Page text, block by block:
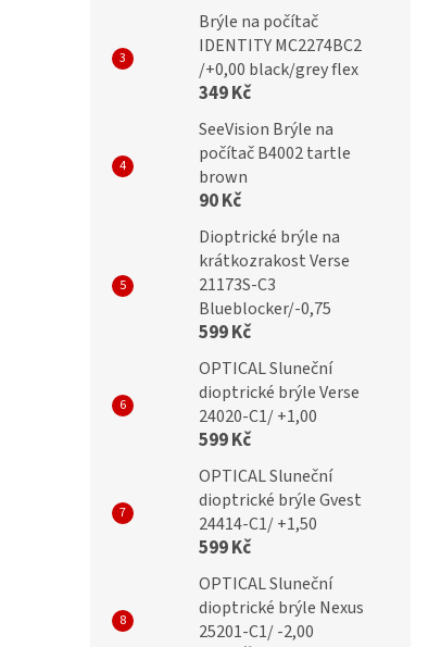
Brýle na počítač
IDENTITY MC2274BC2
/+0,00 black/grey flex
349 Kč
SeeVision Brýle na
počítač B4002 tartle
brown
90 Kč
Dioptrické brýle na
krátkozrakost Verse
21173S-C3
Blueblocker/-0,75
599 Kč
OPTICAL Sluneční
dioptrické brýle Verse
24020-C1/ +1,00
599 Kč
OPTICAL Sluneční
dioptrické brýle Gvest
24414-C1/ +1,50
599 Kč
OPTICAL Sluneční
dioptrické brýle Nexus
25201-C1/ -2,00
brýle
BRILO Dioptrické brýle
RE090-A +3,00 flex
269 Kč